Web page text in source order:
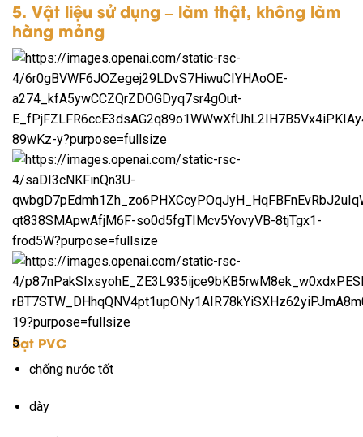
5. Vật liệu sử dụng – làm thật, không làm
hàng mỏng
5
Bạt PVC
chống nước tốt
dày